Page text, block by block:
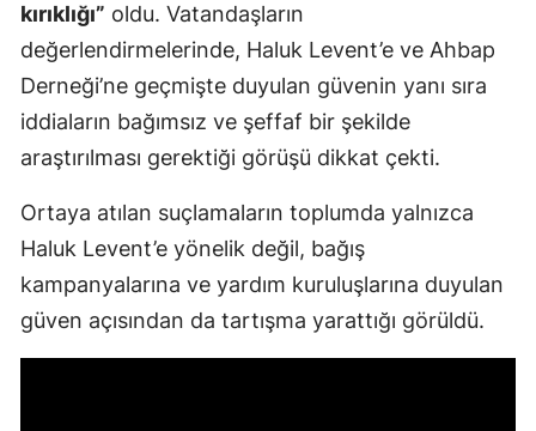
kırıklığı” oldu. Vatandaşların
değerlendirmelerinde, Haluk Levent’e ve Ahbap
Derneği’ne geçmişte duyulan güvenin yanı sıra
iddiaların bağımsız ve şeffaf bir şekilde
araştırılması gerektiği görüşü dikkat çekti.
Ortaya atılan suçlamaların toplumda yalnızca
Haluk Levent’e yönelik değil, bağış
kampanyalarına ve yardım kuruluşlarına duyulan
güven açısından da tartışma yarattığı görüldü.